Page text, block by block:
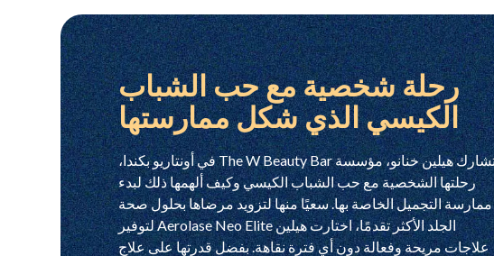
رحلة شخصية مع حب الشباب
الكيسي الذي شكل ممارستها
تشارك هيلين خنانو، مؤسسة The W Beauty Bar في أونتاريو بكندا،
رحلتها الشخصية مع حب الشباب الكيسي وكيف ألهمها ذلك لبدء
ممارسة التجميل الخاصة بها. سعيًا منها لتزويد مرضاها بحلول صحة
الجلد الأكثر تقدمًا، اختارت هيلين Aerolase Neo Elite لتوفير
علاجات مريحة وفعالة دون أي فترة نقاهة. بفضل قدرتها على علاج